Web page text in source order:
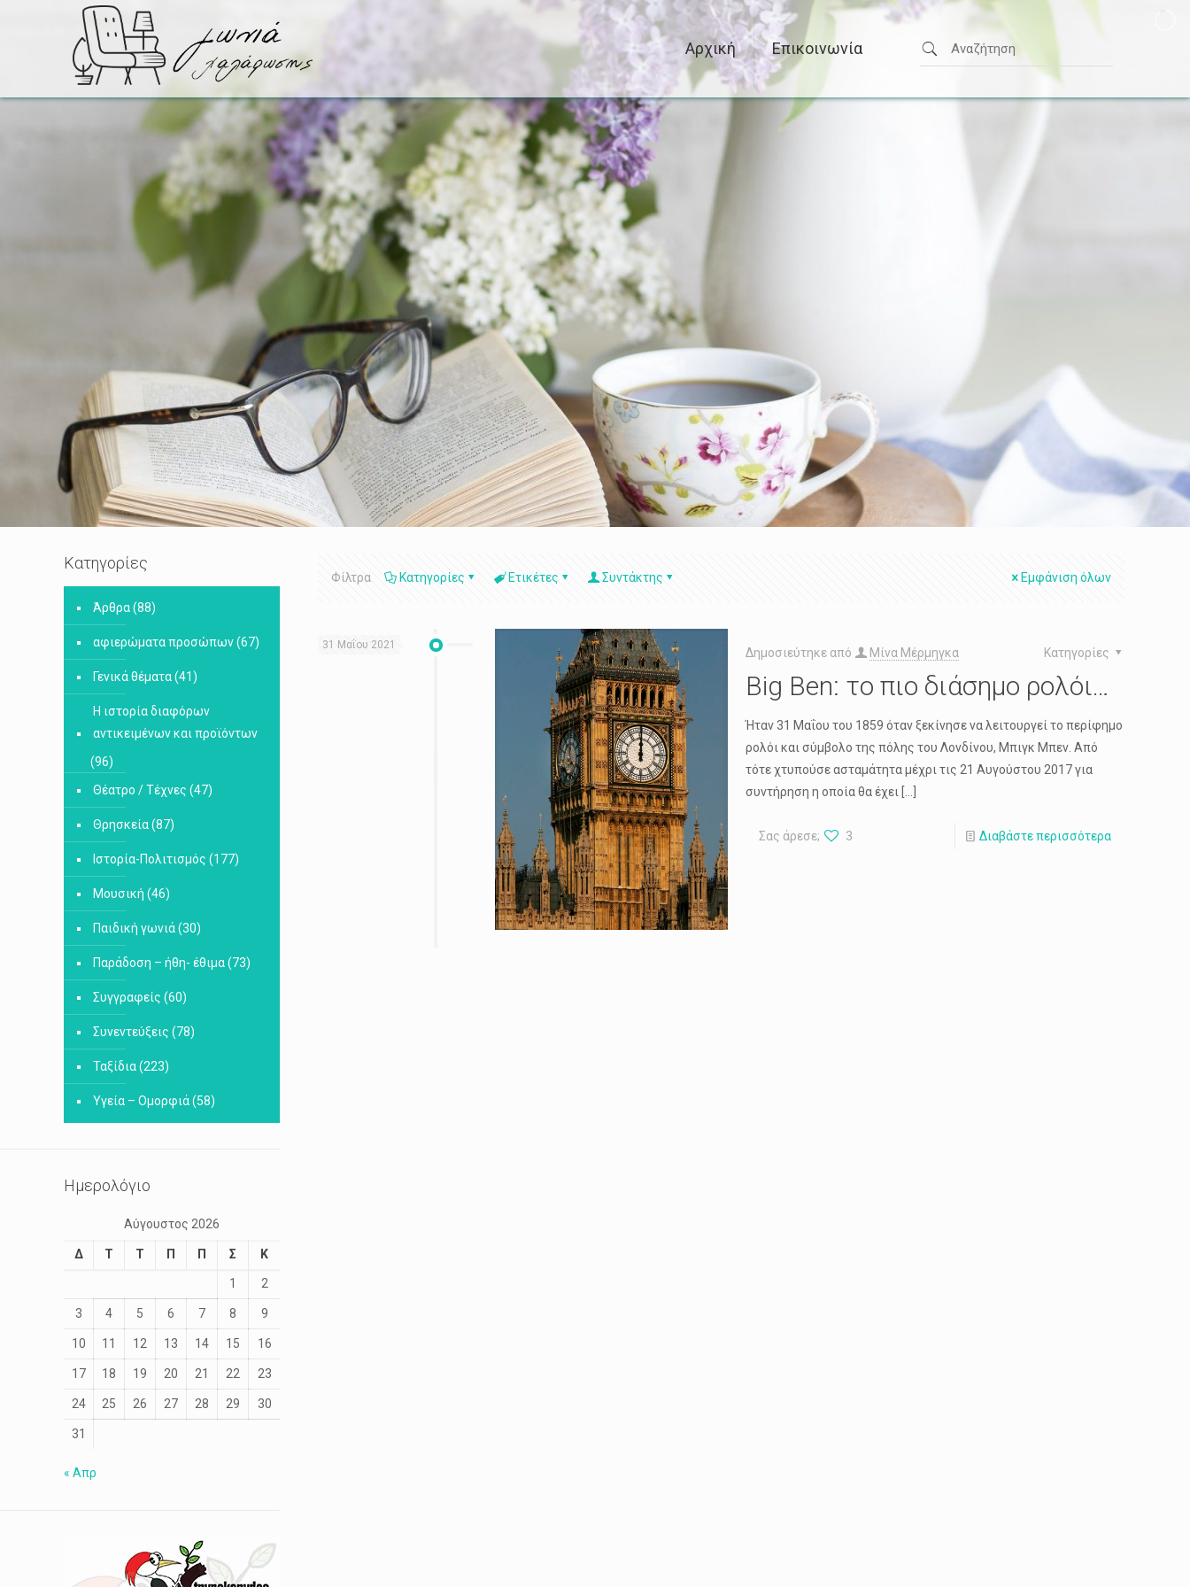
Αρχική Επικοινωνία
Φίλτρα Κατηγορίες Ετικέτες Συντάκτης Εμφάνιση όλων
31 Μαΐου 2021
Δημοσιεύτηκε από Μίνα Μέρμηγκα Κατηγορίες
Big Ben: το πιο διάσημο ρολόι…
Ήταν 31 Μαΐου του 1859 όταν ξεκίνησε να λειτουργεί το περίφημο
ρολόι και σύμβολο της πόλης του Λονδίνου, Μπιγκ Μπεν. Από
τότε χτυπούσε ασταμάτητα μέχρι τις 21 Αυγούστου 2017 για
συντήρηση η οποία θα έχει
Σας άρεσε; 3 Διαβάστε περισσότερα
Κατηγορίες
Άρθρα(88)
αφιερώματα προσώπων(67)
Γενικά θέματα(41)
Η ιστορία διαφόρων
αντικειμένων και προϊόντων
(96)
Θέατρο / Τέχνες (47)
Θρησκεία(87)
Ιστορία-Πολιτισμός (177)
Μουσική (46)
Παιδική γωνιά(30)
Παράδοση – ήθη- έθιμα(73)
Συγγραφείς (60)
Συνεντεύξεις (78)
Ταξίδια(223)
Υγεία – Ομορφιά(58)
Ημερολόγιο
Αύγουστος 2026
Δ Τ Τ Π Π Σ Κ
1 2
3 4 5 6 7 8 9
10 11 12 13 14 15 16
17 18 19 20 21 22 23
24 25 26 27 28 29 30
31
« Απρ